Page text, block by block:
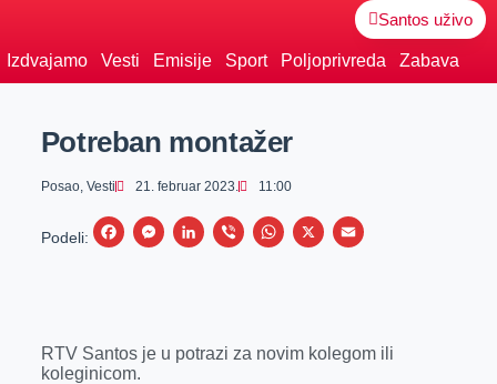
Santos uživo
Izdvajamo Vesti Emisije Sport Poljoprivreda Zabava
Potreban montažer
Posao, Vesti 21. februar 2023. 11:00
Podeli:
F
b
M
e
L
e
V
r
W
s
X
E
l
RTV Santos je u potrazi za novim kolegom ili
koleginicom.